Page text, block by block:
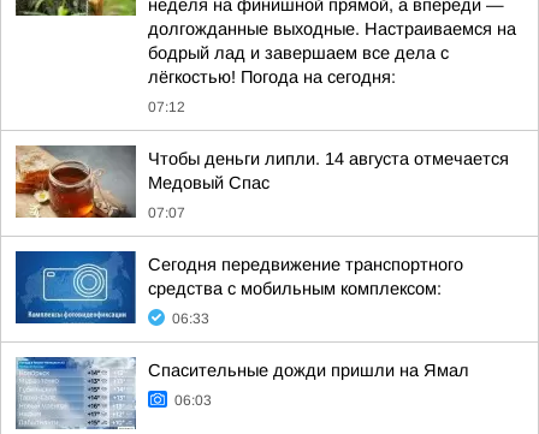
неделя на финишной прямой, а впереди —
долгожданные выходные. Настраиваемся на
бодрый лад и завершаем все дела с
лёгкостью! Погода на сегодня:
07:12
Чтобы деньги липли. 14 августа отмечается
Медовый Спас
07:07
Сегодня передвижение транспортного
средства с мобильным комплексом:
06:33
Спасительные дожди пришли на Ямал
06:03